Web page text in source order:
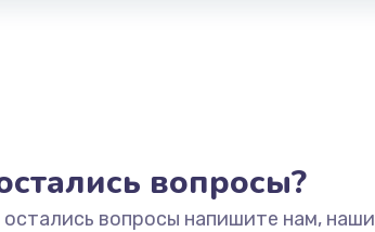
вопросы?
остались вопросы напишите нам, наши